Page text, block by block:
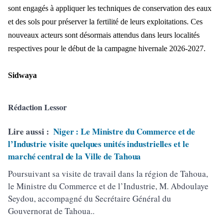
sont engagés à appliquer les techniques de conservation des eaux
et des sols pour préserver la fertilité de leurs exploitations. Ces
nouveaux acteurs sont désormais attendus dans leurs localités
respectives pour le début de la campagne hivernale 2026-2027.
Sidwaya
Rédaction Lessor
Lire aussi : Niger : Le Ministre du Commerce et de
l’Industrie visite quelques unités industrielles et le
marché central de la Ville de Tahoua
Poursuivant sa visite de travail dans la région de Tahoua,
le Ministre du Commerce et de l’Industrie, M. Abdoulaye
Seydou, accompagné du Secrétaire Général du
Gouvernorat de Tahoua..